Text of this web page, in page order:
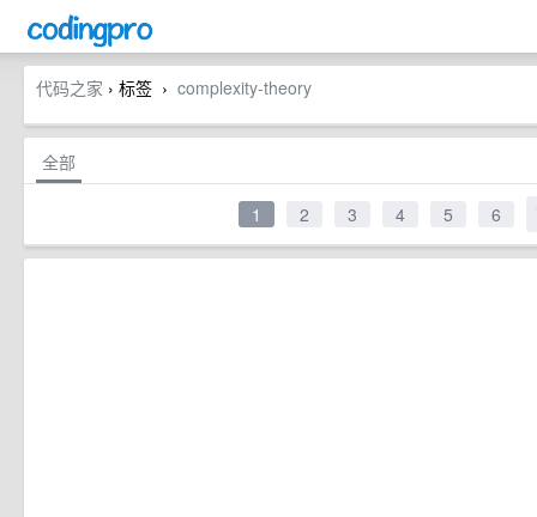
代码之家 › 标签 › complexity-theory
全部
1 2 3 4 5 6